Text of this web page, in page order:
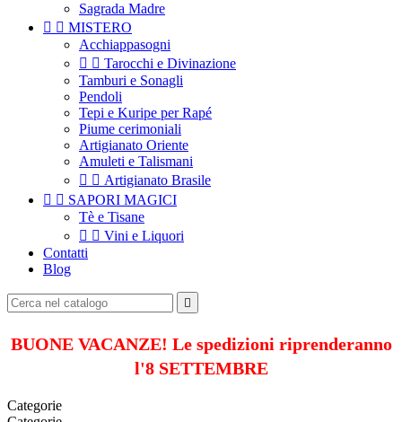
Sagrada Madre
  MISTERO
Acchiappasogni
  Tarocchi e Divinazione
Tamburi e Sonagli
Pendoli
Tepi e Kuripe per Rapé
Piume cerimoniali
Artigianato Oriente
Amuleti e Talismani
  Artigianato Brasile
  SAPORI MAGICI
Tè e Tisane
  Vini e Liquori
Contatti
Blog

BUONE VACANZE! Le spedizioni riprenderanno
l'8 SETTEMBRE
Categorie